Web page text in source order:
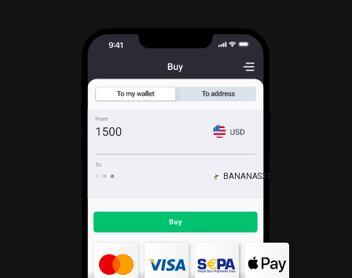
BANANAS31